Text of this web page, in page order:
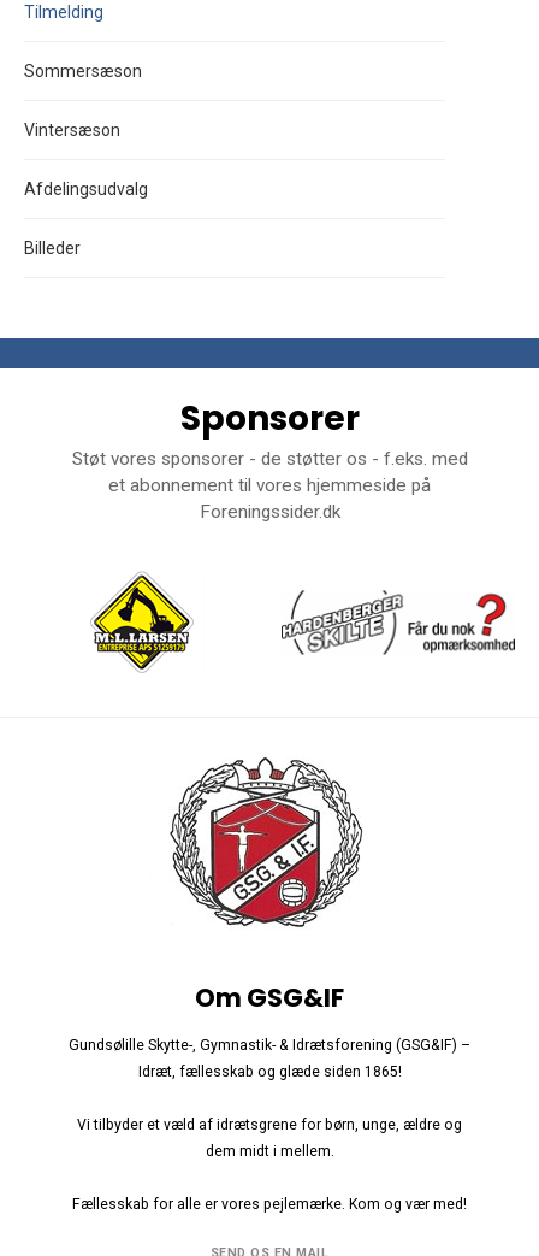
Tilmelding
Sommersæson
Vintersæson
Afdelingsudvalg
Billeder
Sponsorer
Støt vores sponsorer - de støtter os - f.eks. med
et abonnement til vores hjemmeside på
Foreningssider.dk
Om GSG&IF
Gundsølille Skytte-, Gymnastik- & Idrætsforening (GSG&IF) –
Idræt, fællesskab og glæde siden 1865!
Vi tilbyder et væld af idrætsgrene for børn, unge, ældre og
dem midt i mellem.
Fællesskab for alle er vores pejlemærke. Kom og vær med!
SEND OS EN MAIL